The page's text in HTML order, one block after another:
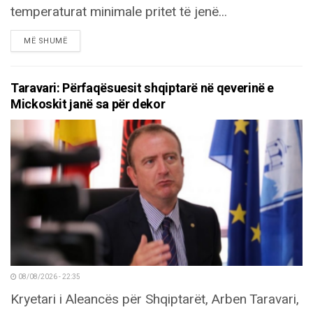
temperaturat minimale pritet të jenë...
MË SHUMËDETAILS
Taravari: Përfaqësuesit shqiptarë në qeverinë e
Mickoskit janë sa për dekor
08/08/2026 - 22:35
Kryetari i Aleancës për Shqiptarët, Arben Taravari,